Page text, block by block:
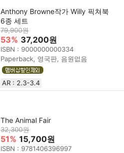
Anthony Browne작가 Willy 픽쳐북
6종 세트
79,900원
53% 37,200원
ISBN : 9000000000334
Paperback, 영국판, 음원없음
AR : 2.3-3.4
The Animal Fair
32,300원
51% 15,700원
ISBN : 9781406396997